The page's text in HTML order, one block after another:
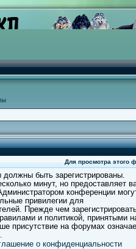
Для просмотра этого
быть зарегистрированы.
минут, но предоставляет
конференции
привилегии для
Прежде чем
и политикой, принятыми
присутствие на форумах
о конфиденциальности